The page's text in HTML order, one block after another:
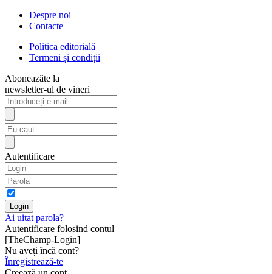
Despre noi
Contacte
Politica editorială
Termeni și condiții
Aboneazăte la
newsletter-ul de vineri
Autentificare
Ai uitat parola?
Autentificare folosind contul
[TheChamp-Login]
Nu aveți încă cont?
Înregistrează-te